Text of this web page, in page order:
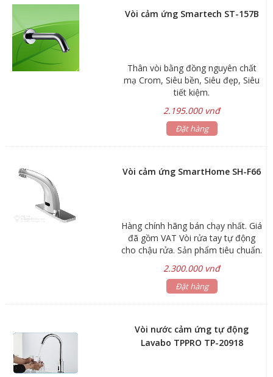
Vòi cảm ứng Smartech ST-157B
Thân vòi bằng đồng nguyên chất
mạ Crom, Siêu bền, Siêu đẹp, Siêu
tiết kiệm.
2.195.000 vnđ
Đặt hàng
Vòi cảm ứng SmartHome SH-F66
Hàng chính hãng bán chạy nhất. Giá
đã gồm VAT Vòi rửa tay tự động
cho chậu rửa. Sản phẩm tiêu chuẩn.
Công nghệ Hybrid sử dụng cả pin và
điện cho phép hoạt động trong mọi
điều kiện. Thân vòi bằng đồng tiêu
Khoảng cách cảm ứng: 15cm Áp lực
cấp nước: 0,7 – 7,6 Kgf/cm2 Báo
hết pin: Đèn led chớp sáng 2
2.300.000 vnđ
Đặt hàng
Vòi nước cảm ứng tự động
Lavabo TPPRO TP-20918